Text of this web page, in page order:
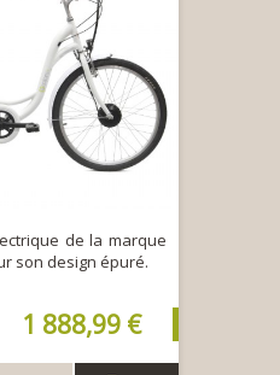
de la marque
son design épuré.
1 888,99 €